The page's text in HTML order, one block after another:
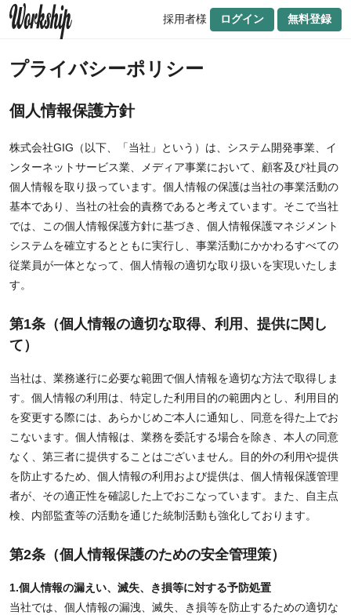
採用者様 ログイン 無料登録
プライバシーポリシー
個人情報保護方針
株式会社GIG（以下、「当社」という）は、システム開発事業、イ
ンターネットサービス業、メディア事業において、顧客及び社員の
個人情報を取り扱っています。個人情報の保護は当社の事業活動の
基本であり、当社の社会的責務であると考えています。そこで当社
では、この個人情報保護方針に基づき、個人情報保護マネジメント
システムを確立するとともに実行し、事業活動にかかわるすべての
従業員が一体となって、個人情報の適切な取り扱いを実現いたしま
す。
第1条（個人情報の適切な取得、利用、提供に関し
て）
当社は、業務遂行に必要な範囲で個人情報を適切な方法で取得しま
す。個人情報の利用は、特定した利用目的の範囲内とし、利用目的
を変更する際には、あらかじめご本人に通知し、同意を得た上でお
こないます。個人情報は、業務を委託する場合を除き、本人の同意
なく、第三者に提供することはございません。目的外の利用や提供
を防止するため、個人情報の利用および提供は、個人情報保護管理
者が、その適正性を確認した上でおこなっています。また、自主点
検、内部監査等の活動を通じた統制活動も強化しております。
第2条（個人情報保護のための安全管理策）
1.個人情報の漏えい、滅失、き損等に対する予防処置
当社では、個人情報の漏洩、滅失、き損等を防止するための適切な